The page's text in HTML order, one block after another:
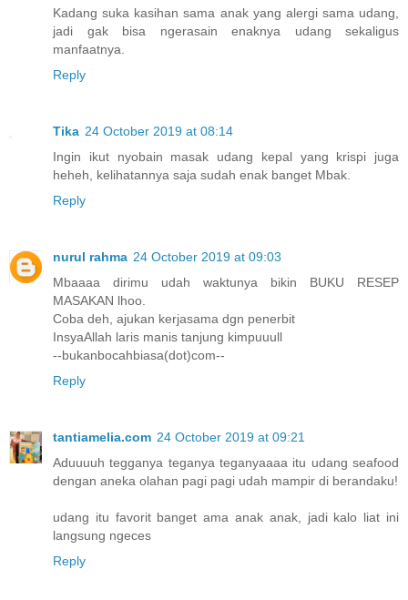
Kadang suka kasihan sama anak yang alergi sama udang,
jadi gak bisa ngerasain enaknya udang sekaligus
manfaatnya.
Reply
Tika 24 October 2019 at 08:14
Ingin ikut nyobain masak udang kepal yang krispi juga
heheh, kelihatannya saja sudah enak banget Mbak.
Reply
nurul rahma 24 October 2019 at 09:03
Mbaaaa dirimu udah waktunya bikin BUKU RESEP
MASAKAN lhoo.
Coba deh, ajukan kerjasama dgn penerbit
InsyaAllah laris manis tanjung kimpuuull
--bukanbocahbiasa(dot)com--
Reply
tantiamelia.com 24 October 2019 at 09:21
Aduuuuh tegganya teganya teganyaaaa itu udang seafood
dengan aneka olahan pagi pagi udah mampir di berandaku!
udang itu favorit banget ama anak anak, jadi kalo liat ini
langsung ngeces
Reply